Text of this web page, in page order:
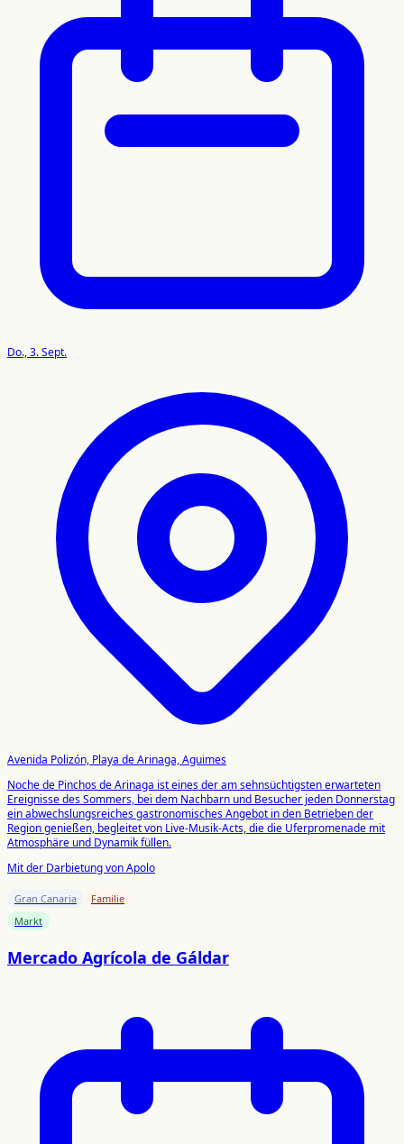
Do., 3. Sept.
Avenida Polizón, Playa de Arinaga, Aguimes
Noche de Pinchos de Arinaga ist eines der am sehnsüchtigsten erwarteten
Ereignisse des Sommers, bei dem Nachbarn und Besucher jeden Donnerstag
ein abwechslungsreiches gastronomisches Angebot in den Betrieben der
Region genießen, begleitet von Live-Musik-Acts, die die Uferpromenade mit
Atmosphäre und Dynamik füllen.
Mit der Darbietung von Apolo
Gran Canaria
Familie
Markt
Mercado Agrícola de Gáldar